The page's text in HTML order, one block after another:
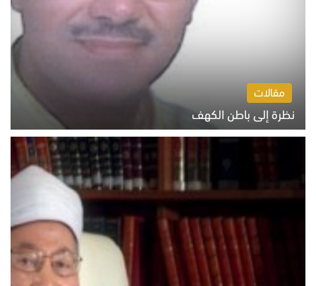
مقالات
نظرة إلى باطن الكهف
السبت 8 أغسطس 2026 11:04 ص